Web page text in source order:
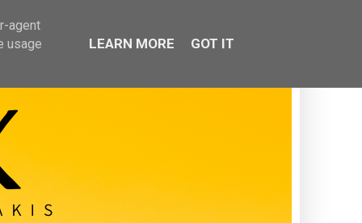
agent
usage
LEARN MORE GOT IT